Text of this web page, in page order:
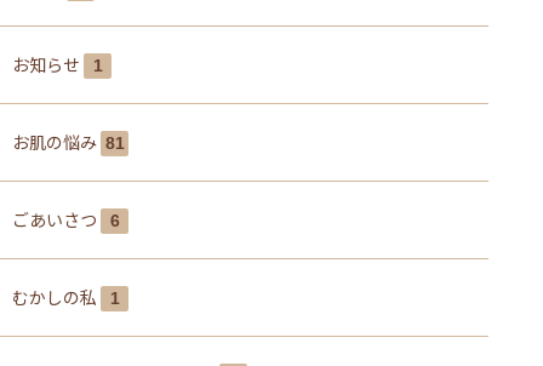
お知らせ 1
お肌の悩み 81
ごあいさつ 6
むかしの私 1